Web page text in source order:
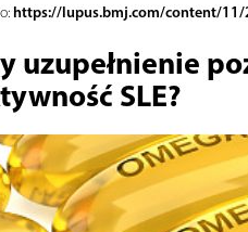
https://lupus.bmj.com/content/11/
uzupełnienie
SLE?